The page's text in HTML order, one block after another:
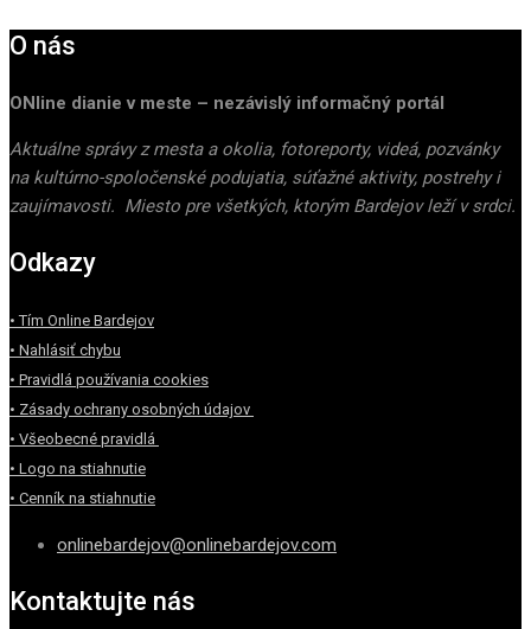
O nás
ONline dianie v meste – nezávislý informačný portál
Aktuálne správy z mesta a okolia, fotoreporty, videá, pozvánky
na kultúrno-spoločenské podujatia, súťažné aktivity, postrehy i
zaujímavosti. Miesto pre všetkých, ktorým Bardejov leží v srdci.
Odkazy
• Tím Online Bardejov
• Nahlásiť chybu
• Pravidlá používania cookies
• Zásady ochrany osobných údajov
• Všeobecné pravidlá
• Logo na stiahnutie
• Cenník na stiahnutie
onlinebardejov@onlinebardejov.com
Kontaktujte nás